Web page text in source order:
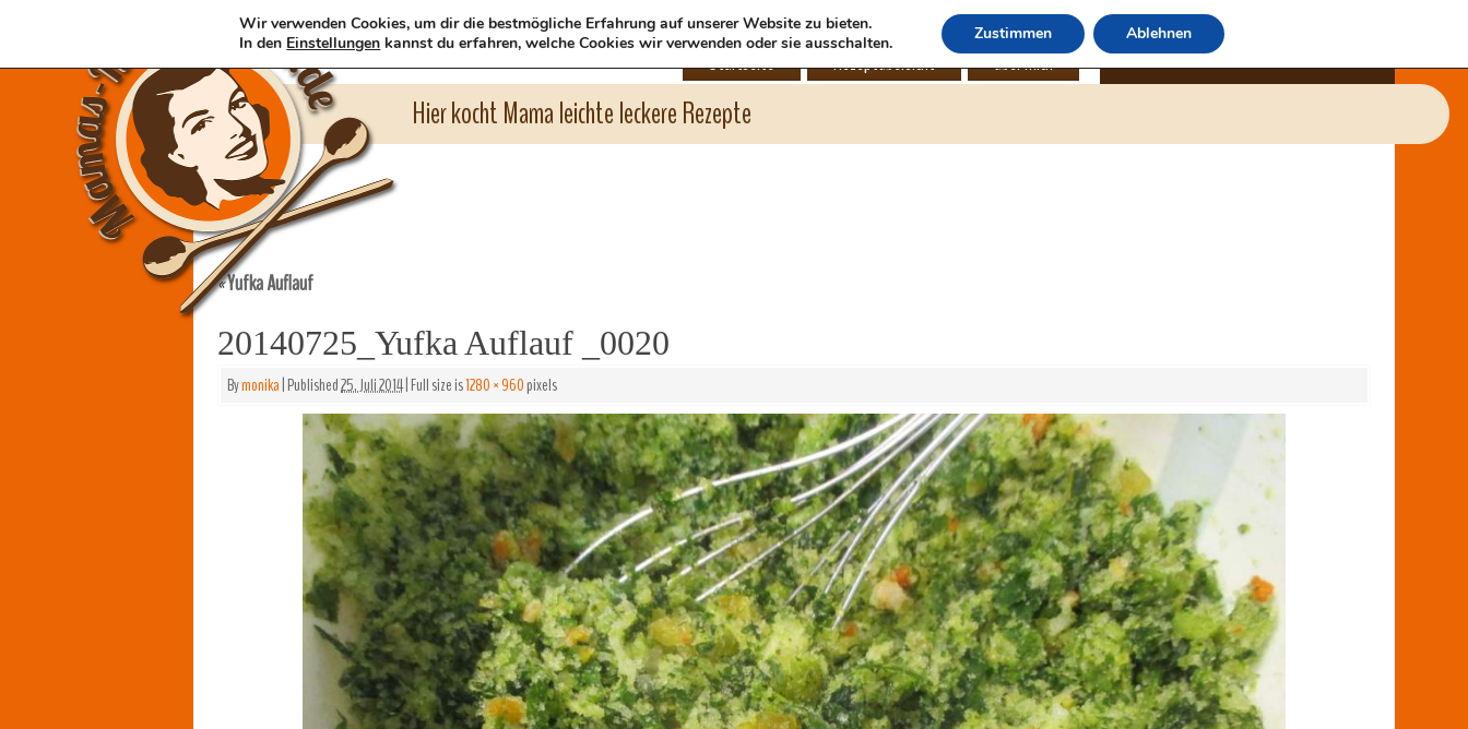
Hier kocht Mama leichte leckere Rezepte
Startseite Rezeptübersicht über mich
«Yufka Auflauf
20140725_Yufka Auflauf _0020
Bymonika|Published25. Juli 2014|Full size is1280 × 960pixels
Wir verwenden Cookies, um dir die bestmögliche Erfahrung auf unserer Website zu bieten.
In den Einstellungen kannst du erfahren, welche Cookies wir verwenden oder sie ausschalten. Zustimmen Ablehnen